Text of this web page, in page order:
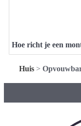
Hoe richt je een
Huis>